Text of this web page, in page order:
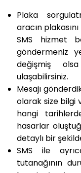
Plaka
aracın
SMS hizmet
göndermeniz
değişmiş
ulaşabilirsiniz.
Mesajı
olarak size bilgi
hangi
hasarlar
detaylı bir
SMS ile
tutanağının